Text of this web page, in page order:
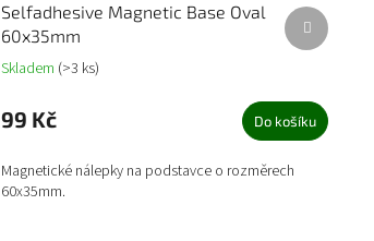
Selfadhesive Magnetic Base Oval
60x35mm
Skladem (>3 ks)
99 Kč Do košíku
Magnetické nálepky na podstavce o rozměrech
60x35mm.
Další
produkt